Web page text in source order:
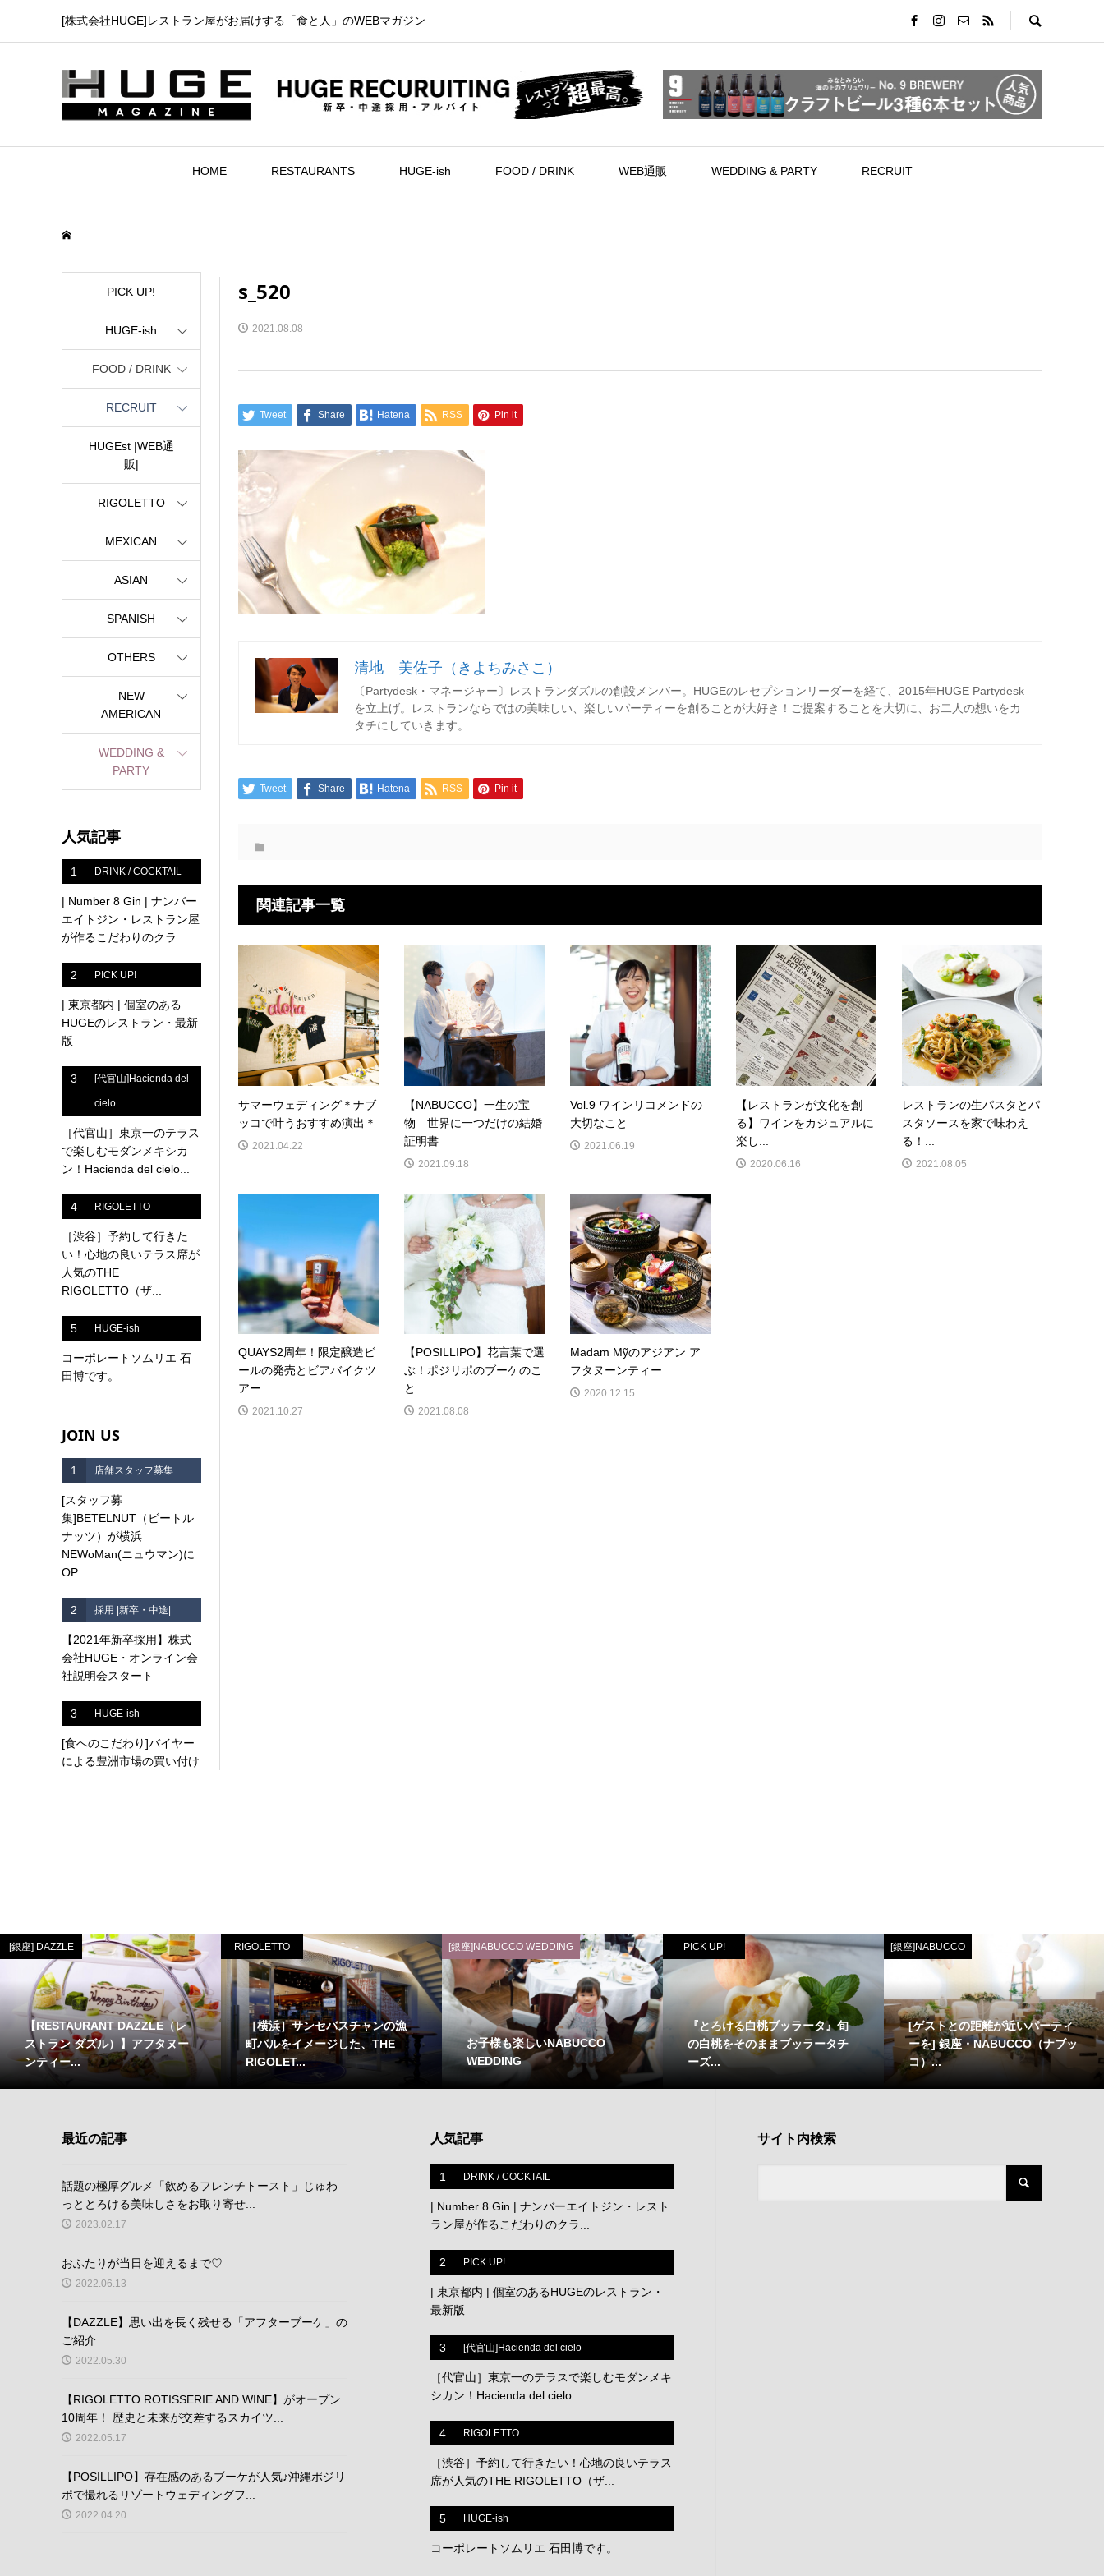
[株式会社HUGE]レストラン屋がお届けする「食と人」のWEBマガジン
HOME RESTAURANTS HUGE-ish FOOD / DRINK WEB通販 WEDDING & PARTY RECRUIT
s_520
2021.08.08
Tweet Share Hatena RSS Pin it
清地 美佐子（きよちみさこ）
〔Partydesk・マネージャー〕レストランダズルの創設メンバー。HUGEのレセプションリーダーを経て、2015年HUGE Partydesk
を立上げ。レストランならではの美味しい、楽しいパーティーを創ることが大好き！ご提案することを大切に、お二人の想いをカ
タチにしていきます。
Tweet Share Hatena RSS Pin it
関連記事一覧
サマーウェディング＊ナブ
ッコで叶うおすすめ演出＊
2021.04.22
【NABUCCO】一生の宝
物 世界に一つだけの結婚
証明書
2021.09.18
Vol.9 ワインリコメンドの
大切なこと
2021.06.19
【レストランが文化を創
る】ワインをカジュアルに
楽し...
2020.06.16
レストランの生パスタとパ
スタソースを家で味わえ
る！...
2021.08.05
QUAYS2周年！限定醸造ビ
ールの発売とビアバイクツ
アー...
2021.10.27
【POSILLIPO】花言葉で選
ぶ！ポジリポのブーケのこ
と
2021.08.08
Madam Mỹのアジアン ア
フタヌーンティー
2020.12.15
PICK UP!
HUGE-ish
FOOD / DRINK
RECRUIT
HUGEst |WEB通
販|
RIGOLETTO
MEXICAN
ASIAN
SPANISH
OTHERS
NEW
AMERICAN
WEDDING &
PARTY
人気記事
1 DRINK / COCKTAIL
| Number 8 Gin | ナンバー
エイトジン・レストラン屋
が作るこだわりのクラ...
2 PICK UP!
| 東京都内 | 個室のある
HUGEのレストラン・最新
版
3 [代官山]Hacienda del
cielo
［代官山］東京一のテラス
で楽しむモダンメキシカ
ン！Hacienda del cielo...
4 RIGOLETTO
［渋谷］予約して行きた
い！心地の良いテラス席が
人気のTHE
RIGOLETTO（ザ...
5 HUGE-ish
コーポレートソムリエ 石
田博です。
JOIN US
1 店舗スタッフ募集
[スタッフ募
集]BETELNUT（ビートル
ナッツ）が横浜
NEWoMan(ニュウマン)に
OP...
2 採用 |新卒・中途|
【2021年新卒採用】株式
会社HUGE・オンライン会
社説明会スタート
3 HUGE-ish
[食へのこだわり]バイヤー
による豊洲市場の買い付け
[銀座] DAZZLE
【RESTAURANT DAZZLE（レ
ストラン ダズル）】アフタヌー
ンティー...
RIGOLETTO
［横浜］サンセバスチャンの漁
町バルをイメージした、THE
RIGOLET...
[銀座]NABUCCO WEDDING
お子様も楽しいNABUCCO
WEDDING
PICK UP!
『とろける白桃ブッラータ』旬
の白桃をそのままブッラータチ
ーズ...
[銀座]NABUCCO
[ゲストとの距離が近いパーティ
ーを] 銀座・NABUCCO（ナブッ
コ）...
最近の記事
話題の極厚グルメ「飲めるフレンチトースト」じゅわ
っととろける美味しさをお取り寄せ...
2023.02.17
おふたりが当日を迎えるまで♡
2022.06.13
【DAZZLE】思い出を長く残せる「アフターブーケ」の
ご紹介
2022.05.30
【RIGOLETTO ROTISSERIE AND WINE】がオープン
10周年！ 歴史と未来が交差するスカイツ...
2022.05.17
【POSILLIPO】存在感のあるブーケが人気♪沖縄ポジリ
ポで撮れるリゾートウェディングフ...
2022.04.20
人気記事
1 DRINK / COCKTAIL
| Number 8 Gin | ナンバーエイトジン・レスト
ラン屋が作るこだわりのクラ...
2 PICK UP!
| 東京都内 | 個室のあるHUGEのレストラン・
最新版
3 [代官山]Hacienda del cielo
［代官山］東京一のテラスで楽しむモダンメキ
シカン！Hacienda del cielo...
4 RIGOLETTO
［渋谷］予約して行きたい！心地の良いテラス
席が人気のTHE RIGOLETTO（ザ...
5 HUGE-ish
コーポレートソムリエ 石田博です。
サイト内検索